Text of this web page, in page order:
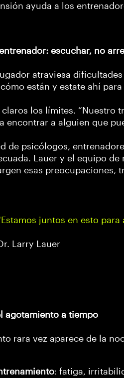
ayuda a los
escuchar, no
atraviesa
están y estate ahí
claros los límites. “Nuestro
encontrar a alguien que
de psicólogos,
Lauer y el equipo
esas preocupaciones,
juntos en esto
Larry Lauer
agotamiento a tiempo
rara vez aparece de la
: fatiga,